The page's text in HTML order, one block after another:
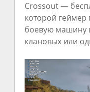
Crossout —
которой геймер
боевую машину
клановых или